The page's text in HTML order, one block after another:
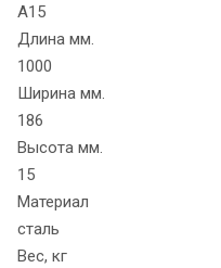
A15
Длина мм.
1000
Ширина мм.
186
Высота мм.
15
Материал
сталь
Вес, кг